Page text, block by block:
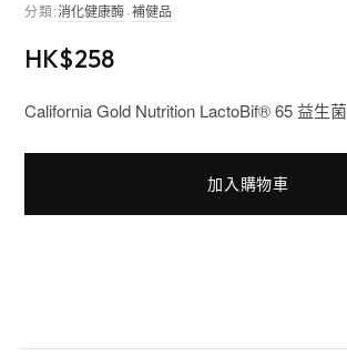
分類:消化健康酶·補健品
HK$258
California Gold Nutrition LactoBif® 65 益生菌
加入購物車